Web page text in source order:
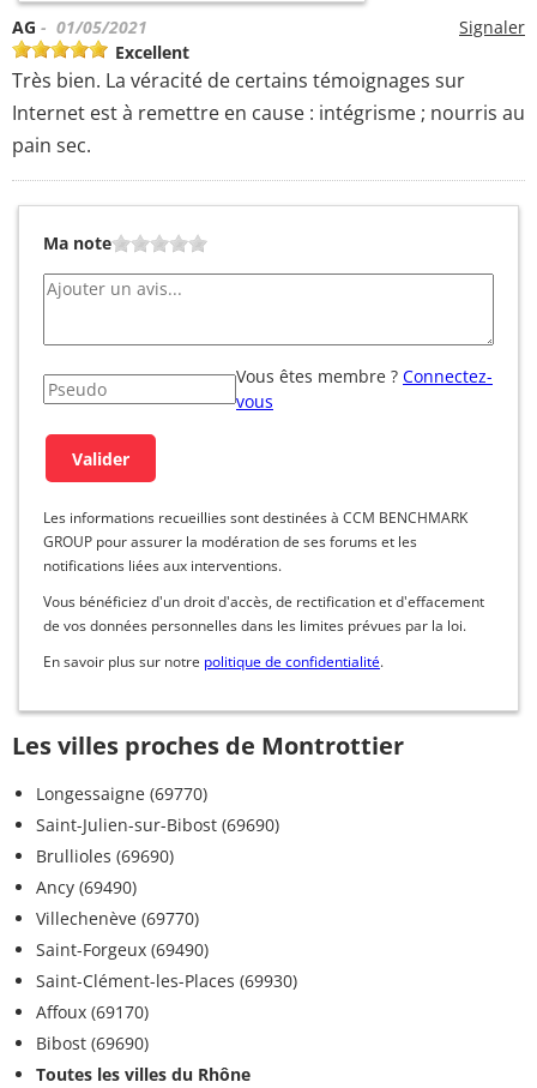
Signaler
AG - 01/05/2021
Excellent
Très bien. La véracité de certains témoignages sur
Internet est à remettre en cause : intégrisme ; nourris au
pain sec.
Ma note
Vous êtes membre ? Connectez-
vous
Les informations recueillies sont destinées à CCM BENCHMARK
GROUP pour assurer la modération de ses forums et les
notifications liées aux interventions.
Vous bénéficiez d'un droit d'accès, de rectification et d'effacement
de vos données personnelles dans les limites prévues par la loi.
En savoir plus sur notre politique de confidentialité.
Les villes proches de Montrottier
Longessaigne (69770)
Saint-Julien-sur-Bibost (69690)
Brullioles (69690)
Ancy (69490)
Villechenève (69770)
Saint-Forgeux (69490)
Saint-Clément-les-Places (69930)
Affoux (69170)
Bibost (69690)
Toutes les villes du Rhône